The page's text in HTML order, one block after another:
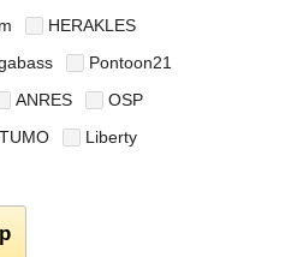
HERAKLES
Pontoon21
ANRES
OSP
Liberty